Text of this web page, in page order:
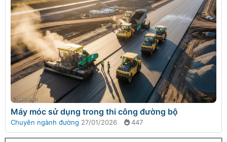
Máy móc sử dụng trong thi công đường bộ
Chuyên ngành đường 27/01/2026 447